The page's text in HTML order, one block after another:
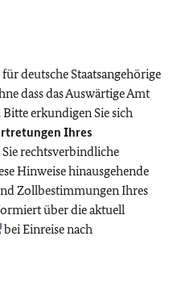
deutsche Staatsangehörige
dass das Auswärtige Amt
erkundigen Sie sich
Ihres
rechtsverbindliche
Hinweise hinausgehende
Zollbestimmungen Ihres
über die aktuell
bei Einreise nach